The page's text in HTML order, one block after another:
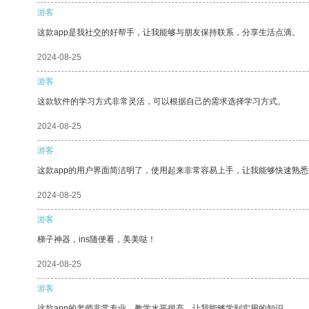
游客
这款app是我社交的好帮手，让我能够与朋友保持联系，分享生活点滴。
2024-08-25
游客
这款软件的学习方式非常灵活，可以根据自己的需求选择学习方式。
2024-08-25
游客
这款app的用户界面简洁明了，使用起来非常容易上手，让我能够快速熟
2024-08-25
游客
梯子神器，ins随便看，美美哒！
2024-08-25
游客